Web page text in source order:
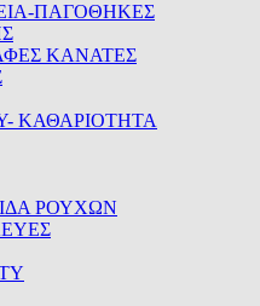
ΠΑΓΟΘΗΚΕΣ
ΚΑΝΑΤΕΣ
ΚΑΘΑΡΙΟΤΗΤΑ
ΡΟΥΧΩΝ